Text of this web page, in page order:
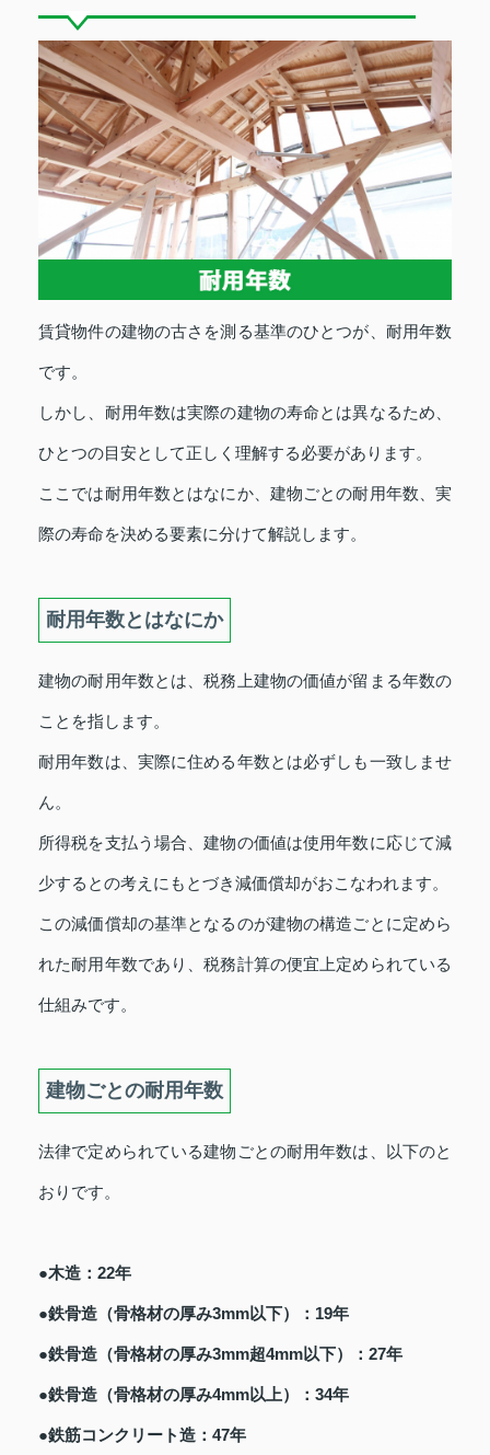
賃貸物件の建物の古さを測る基準のひとつが、耐用年数
です。
しかし、耐用年数は実際の建物の寿命とは異なるため、
ひとつの目安として正しく理解する必要があります。
ここでは耐用年数とはなにか、建物ごとの耐用年数、実
際の寿命を決める要素に分けて解説します。
耐用年数とはなにか
建物の耐用年数とは、税務上建物の価値が留まる年数の
ことを指します。
耐用年数は、実際に住める年数とは必ずしも一致しませ
ん。
所得税を支払う場合、建物の価値は使用年数に応じて減
少するとの考えにもとづき減価償却がおこなわれます。
この減価償却の基準となるのが建物の構造ごとに定めら
れた耐用年数であり、税務計算の便宜上定められている
仕組みです。
建物ごとの耐用年数
法律で定められている建物ごとの耐用年数は、以下のと
おりです。
●木造：22年
●鉄骨造（骨格材の厚み3mm以下）：19年
●鉄骨造（骨格材の厚み3mm超4mm以下）：27年
●鉄骨造（骨格材の厚み4mm以上）：34年
●鉄筋コンクリート造：47年